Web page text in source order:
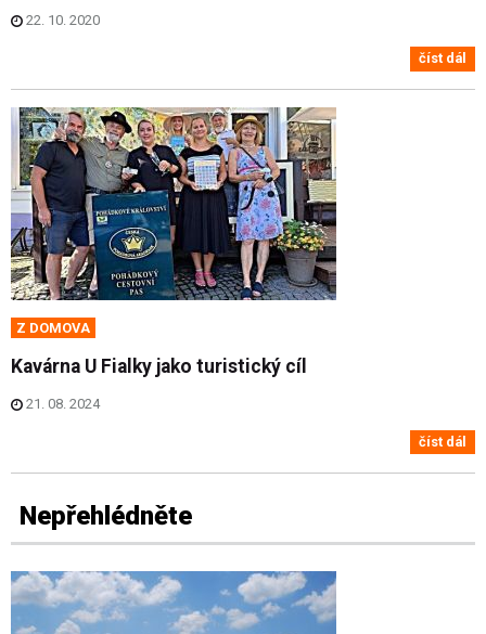
22. 10. 2020
číst dál
Z DOMOVA
Kavárna U Fialky jako turistický cíl
21. 08. 2024
číst dál
Nepřehlédněte